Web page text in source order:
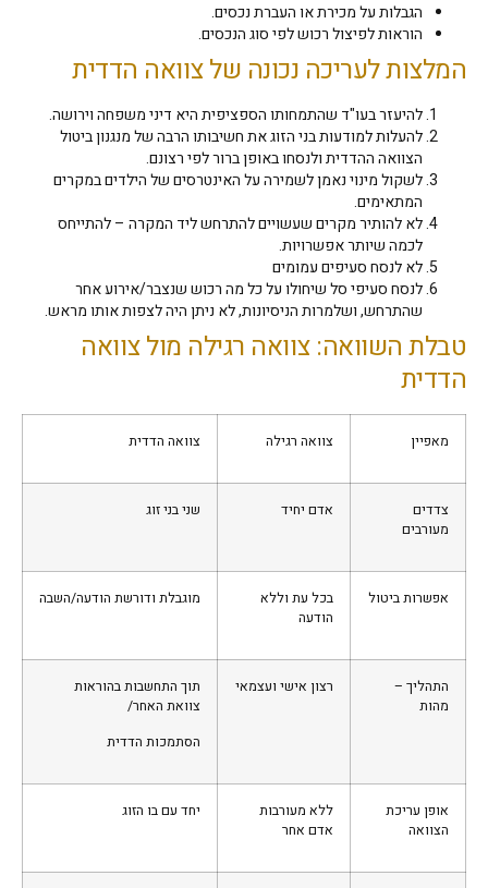
הגבלות על מכירת או העברת נכסים.
הוראות לפיצול רכוש לפי סוג הנכסים.
המלצות לעריכה נכונה של צוואה הדדית
להיעזר בעו"ד שהתמחותו הספציפית היא דיני משפחה וירושה.
להעלות למודעות בני הזוג את חשיבותו הרבה של מנגנון ביטול
הצוואה ההדדית ולנסחו באופן ברור לפי רצונם.
לשקול מינוי נאמן לשמירה על האינטרסים של הילדים במקרים
המתאימים.
לא להותיר מקרים שעשויים להתרחש ליד המקרה – להתייחס
לכמה שיותר אפשרויות.
לא לנסח סעיפים עמומים
לנסח סעיפי סל שיחולו על כל מה רכוש שנצבר/אירוע אחר
שהתרחש, ושלמרות הניסיונות, לא ניתן היה לצפות אותו מראש.
טבלת השוואה: צוואה רגילה מול צוואה
הדדית
מאפיין צוואה רגילה צוואה הדדית
צדדים
מעורבים
אדם יחיד שני בני זוג
אפשרות ביטול
בכל עת וללא
הודעה
מוגבלת ודורשת הודעה/השבה
התהליך –
מהות
רצון אישי ועצמאי
תוך התחשבות בהוראות
צוואת האחר/
הסתמכות הדדית
אופן עריכת
הצוואה
ללא מעורבות
אדם אחר
יחד עם בו הזוג